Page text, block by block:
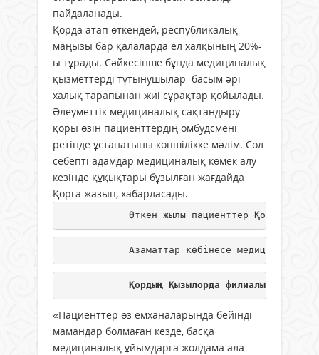
пайдаланады.
Қорда атап өткендей, республикалық
маңызы бар қалаларда ел халқының 20%-
ы тұрады. Сәйкесінше бұнда медициналық
қызметтерді тұтынушылар басым әрі
халық тарапынан жиі сұрақтар қойылады.
Әлеуметтік медициналық сақтандыру
қоры өзін пациенттердің омбудсмені
ретінде ұстанатыны көпшілікке мәлім. Сол
себепті адамдар медициналық көмек алу
кезінде құқықтары бұзылған жағдайда
Қорға жазып, хабарласады.
Өткен жылы пациенттер Қорға 24 мың шағым
Азаматтар көбінесе медициналық көмектің
Қордың Қызылорда филиалына
«Пациенттер өз емханаларында бейінді
мамандар болмаған кезде, басқа
медициналық ұйымдарға жолдама ала